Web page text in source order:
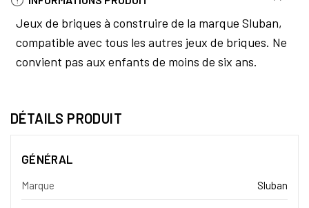
Jeux de briques à construire de la marque Sluban,
compatible avec tous les autres jeux de briques. Ne
convient pas aux enfants de moins de six ans.
DÉTAILS PRODUIT
GÉNÉRAL
Marque Sluban